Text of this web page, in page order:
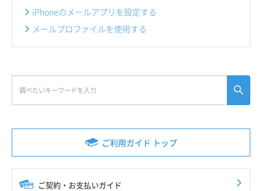
ご利用ガイド トップ
ご契約・お支払いガイド
iPhoneのメールアプリを設定する
メールプロファイルを使用する